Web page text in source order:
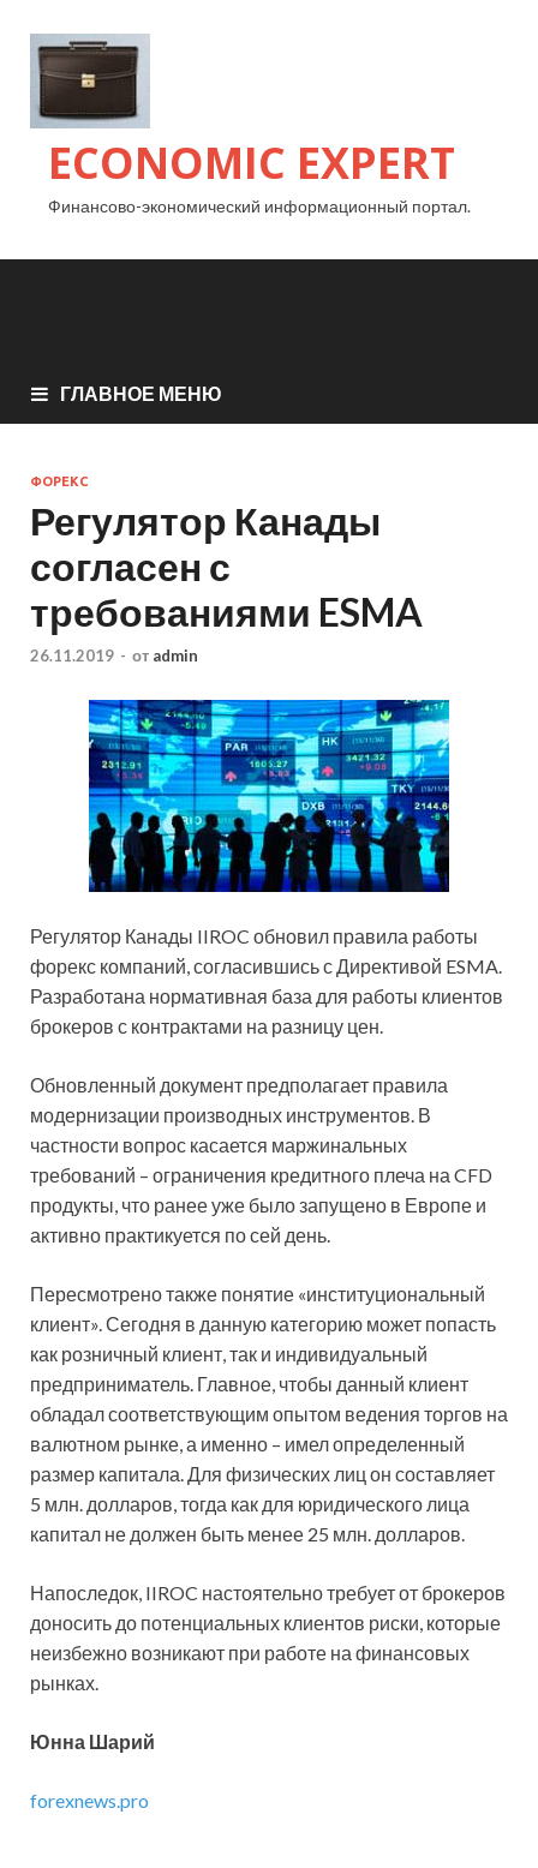
ECONOMIC EXPERT
Финансово-экономический информационный портал.
ГЛАВНОЕ МЕНЮ
ФОРЕКС
Регулятор Канады
согласен с
требованиями ESMA
26.11.2019 - от admin
Регулятор Канады IIROC обновил правила работы
форекс компаний, согласившись с Директивой ESMA.
Разработана нормативная база для работы клиентов
брокеров с контрактами на разницу цен.
Обновленный документ предполагает правила
модернизации производных инструментов. В
частности вопрос касается маржинальных
требований – ограничения кредитного плеча на CFD
продукты, что ранее уже было запущено в Европе и
активно практикуется по сей день.
Пересмотрено также понятие «институциональный
клиент». Сегодня в данную категорию может попасть
как розничный клиент, так и индивидуальный
предприниматель. Главное, чтобы данный клиент
обладал соответствующим опытом ведения торгов на
валютном рынке, а именно – имел определенный
размер капитала. Для физических лиц он составляет
5 млн. долларов, тогда как для юридического лица
капитал не должен быть менее 25 млн. долларов.
Напоследок, IIROC настоятельно требует от брокеров
доносить до потенциальных клиентов риски, которые
неизбежно возникают при работе на финансовых
рынках.
Юнна Шарий
forexnews.pro